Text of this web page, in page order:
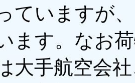
ていますが
ます。なお
大手航空会